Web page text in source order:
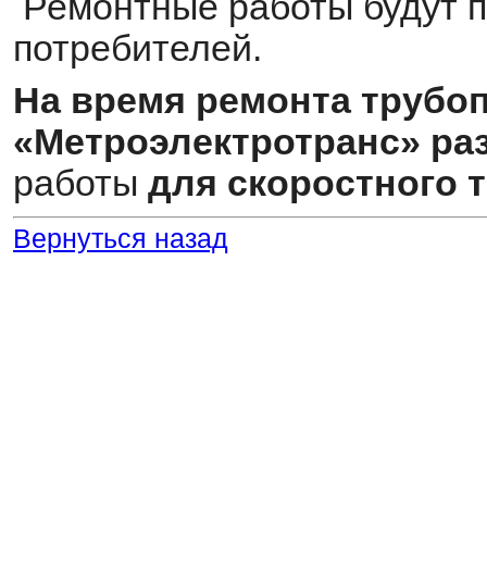
потребителей.
На время ремонта
«Метроэлектротранс»
работы для скоростного
Вернуться назад